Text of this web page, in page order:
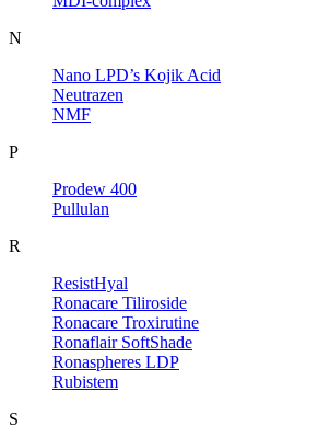
N
Nano LPD’s Kojik Acid
Neutrazen
NMF
P
Prodew 400
Pullulan
R
ResistHyal
Ronacare Tiliroside
Ronacare Troxirutine
Ronaflair SoftShade
Ronaspheres LDP
Rubistem
S